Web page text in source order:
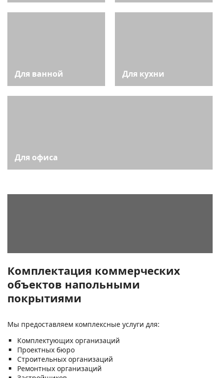
Для ванной Для кухни
Для офиса
Комплектация коммерческих
объектов напольными
покрытиями
Мы предоставляем комплексные услуги для:
Комплектующих организаций
Проектных бюро
Строительных организаций
Ремонтных организаций